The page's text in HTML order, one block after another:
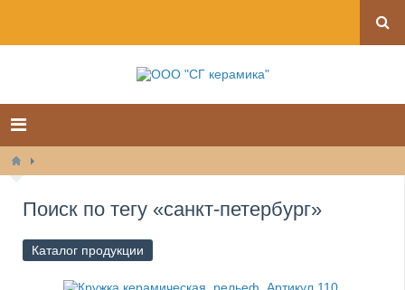
Поиск по тегу «санкт-петербург»
Каталог продукции